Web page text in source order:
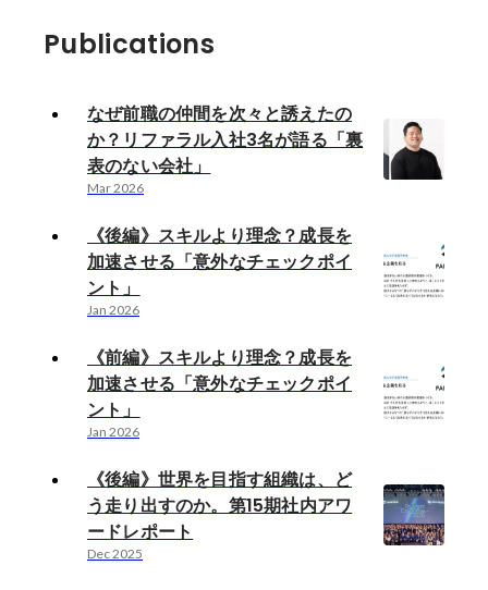
Publications
なぜ前職の仲間を次々と誘えたの
か？リファラル入社3名が語る「裏
表のない会社」
Mar 2026
《後編》スキルより理念？成長を
加速させる「意外なチェックポイ
ント」
Jan 2026
《前編》スキルより理念？成長を
加速させる「意外なチェックポイ
ント」
Jan 2026
《後編》世界を目指す組織は、ど
う走り出すのか。第15期社内アワ
ードレポート
Dec 2025